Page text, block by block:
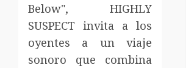
Below", HIGHLY
SUSPECT invita a los
oyentes a un viaje
sonoro que combina